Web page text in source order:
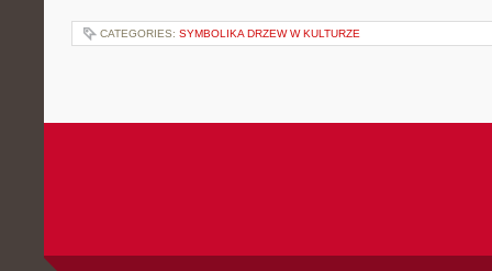
CATEGORIES: SYMBOLIKA DRZEW W KULTURZE